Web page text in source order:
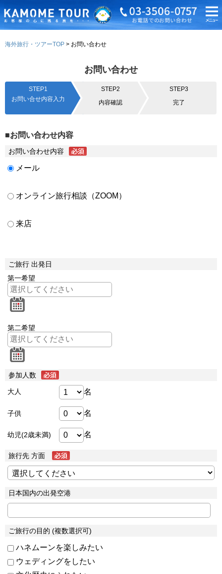
海外旅行・ツアーTOP お問い合わせ
お問い合わせ
STEP1
お問い合せ内容入力
STEP2
内容確認
STEP3
完了
■お問い合わせ内容
お問い合わせ内容
メール
オンライン旅行相談（ZOOM）
来店
ご旅行 出発日
第一希望
第二希望
参加人数
大人 名
子供 名
幼児(2歳未満) 名
旅行先 方面
日本国内の出発空港
ご旅行の目的 (複数選択可)
ハネムーンを楽しみたい
ウェディングをしたい